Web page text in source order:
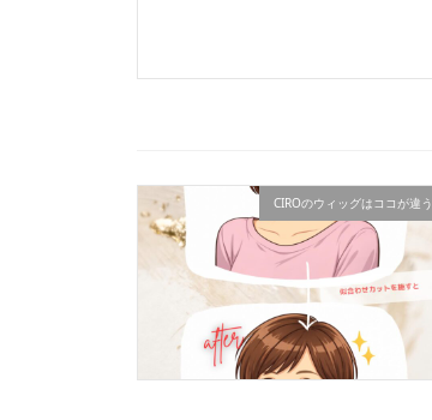
CIROのウィッグはココが違う